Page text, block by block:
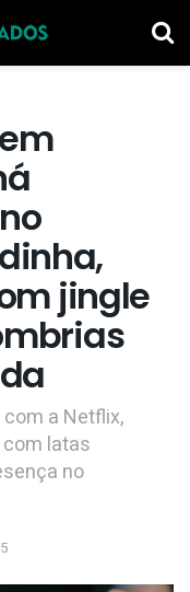
jingle
a Netflix,
latas
no